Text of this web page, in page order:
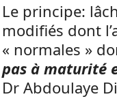
Le principe:
modifiés dont
« normales »
pas à maturité
Dr Abdoulaye